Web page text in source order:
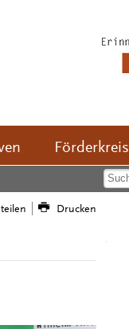
Förderkreis
Drucken